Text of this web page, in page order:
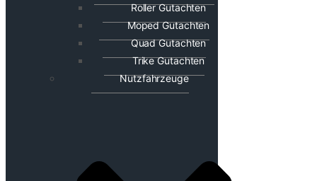
Roller Gutachten
Moped Gutachten
Quad Gutachten
Trike Gutachten
Nutzfahrzeuge